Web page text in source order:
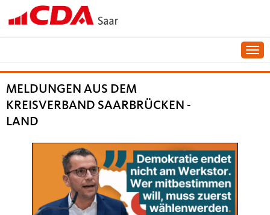
KREISVERBAND SAARBRÄCKEN-LAND
MELDUNGEN AUS DEM
KREISVERBAND SAARBRÜCKEN -
LAND